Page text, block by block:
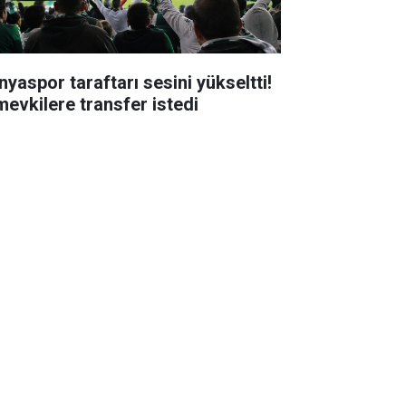
taraftarı sesini yükseltti!
transfer istedi